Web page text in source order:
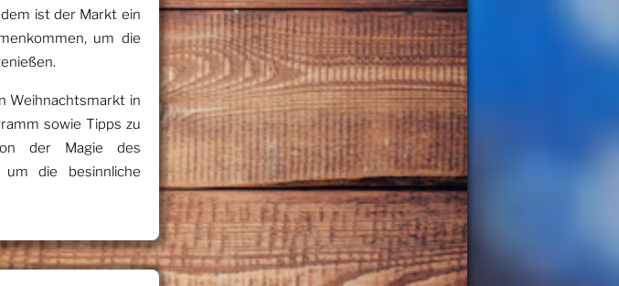
ist der Markt ein
um die
Weihnachtsmarkt in
sowie Tipps zu
der Magie des
um die besinnliche